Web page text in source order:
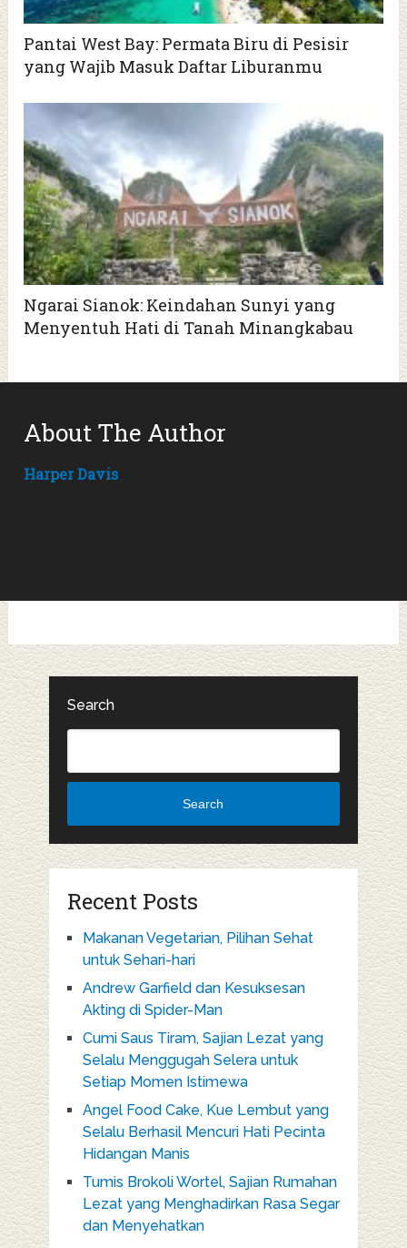
Pantai West Bay: Permata Biru di Pesisir
yang Wajib Masuk Daftar Liburanmu
Ngarai Sianok: Keindahan Sunyi yang
Menyentuh Hati di Tanah Minangkabau
About The Author
Harper Davis
Search
Search
Recent Posts
Makanan Vegetarian, Pilihan Sehat
untuk Sehari-hari
Andrew Garfield dan Kesuksesan
Akting di Spider-Man
Cumi Saus Tiram, Sajian Lezat yang
Selalu Menggugah Selera untuk
Setiap Momen Istimewa
Angel Food Cake, Kue Lembut yang
Selalu Berhasil Mencuri Hati Pecinta
Hidangan Manis
Tumis Brokoli Wortel, Sajian Rumahan
Lezat yang Menghadirkan Rasa Segar
dan Menyehatkan